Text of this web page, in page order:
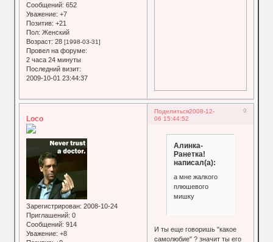
Сообщений: 652
Уважение: +7
Позитив: +21
Пол: Женский
Возраст: 28[1998-03-31]
Провел на форуме:
2 часа 24 минуты
Последний визит:
2009-10-01 23:44:37
Поделиться 9
2008-12-
06 15:44:52
Loco
Зарегистрирован: 2008-10-24
Приглашений: 0
Сообщений: 914
Уважение: +8
Алинка-
Ранетка!
написал(а):
а мне жалкого
плюшевого
мишку
И ты еще говоришь "какое
самолюбие" ? значит ты его